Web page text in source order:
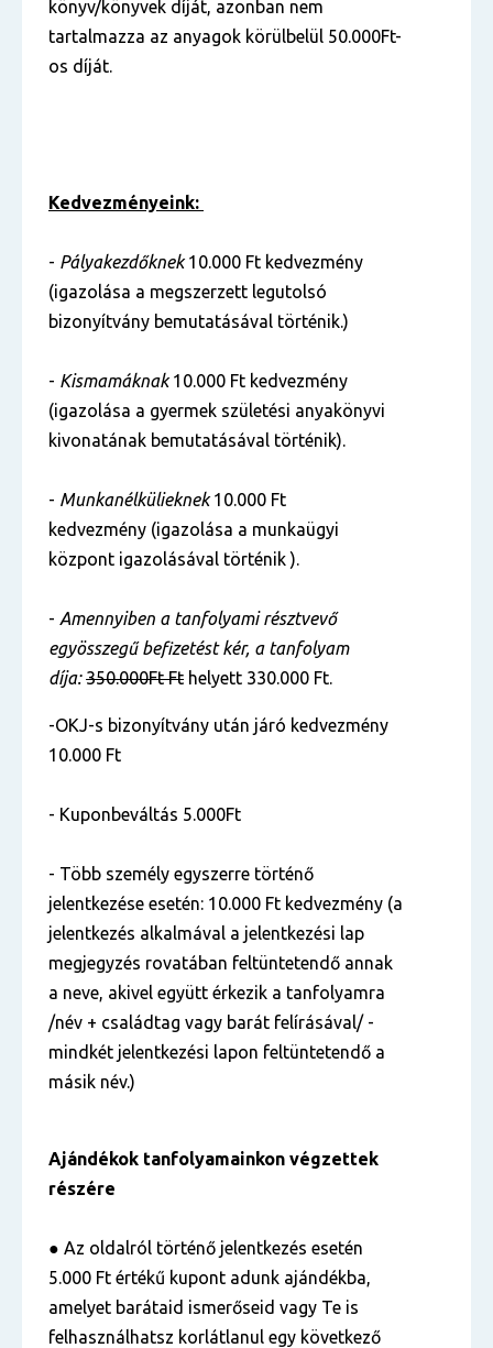
könyv/könyvek díját, azonban nem
tartalmazza az anyagok körülbelül 50.000Ft-
os díját.
Kedvezményeink:
- Pályakezdőknek10.000 Ft kedvezmény
(igazolása a megszerzett legutolsó
bizonyítvány bemutatásával történik.)
- Kismamáknak10.000 Ft kedvezmény
(igazolása a gyermek születési anyakönyvi
kivonatának bemutatásával történik).
- Munkanélkülieknek10.000 Ft
kedvezmény (igazolása a munkaügyi
központ igazolásával történik ).
- Amennyiben a tanfolyami résztvevő
egyösszegű befizetést kér, a tanfolyam
díja: 350.000Ft Ft helyett 330.000 Ft.
-OKJ-s bizonyítvány után járó kedvezmény
10.000 Ft
- Kuponbeváltás 5.000Ft
- Több személy egyszerre történő
jelentkezése esetén: 10.000 Ft kedvezmény (a
jelentkezés alkalmával a jelentkezési lap
megjegyzés rovatában feltüntetendő annak
a neve, akivel együtt érkezik a tanfolyamra
/név + családtag vagy barát felírásával/ -
mindkét jelentkezési lapon feltüntetendő a
másik név.)
Ajándékok tanfolyamainkon végzettek
részére
● Az oldalról történő jelentkezés esetén
5.000 Ft értékű kupont adunk ajándékba,
amelyet barátaid ismerőseid vagy Te is
felhasználhatsz korlátlanul egy következő